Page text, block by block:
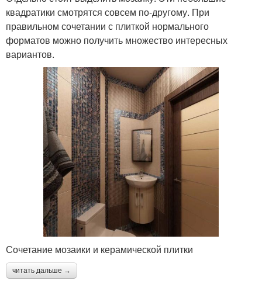
квадратики смотрятся совсем по-другому. При
правильном сочетании с плиткой нормального
форматов можно получить множество интересных
вариантов.
Сочетание мозаики и керамической плитки
читать дальше →